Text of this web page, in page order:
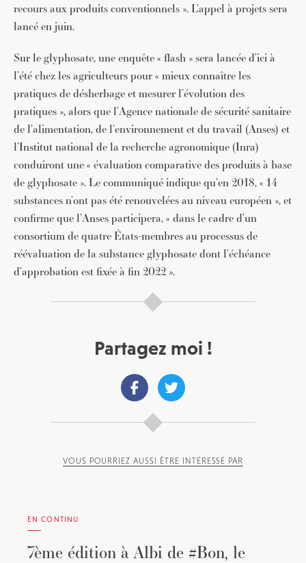
recours aux produits conventionnels ». L’appel à projets sera
lancé en juin.
Sur le glyphosate, une enquête « flash » sera lancée d’ici à
l’été chez les agriculteurs pour « mieux connaître les
pratiques de désherbage et mesurer l’évolution des
pratiques », alors que l’Agence nationale de sécurité sanitaire
de l’alimentation, de l’environnement et du travail (Anses) et
l’Institut national de la recherche agronomique (Inra)
conduiront une « évaluation comparative des produits à base
de glyphosate ». Le communiqué indique qu’en 2018, « 14
substances n’ont pas été renouvelées au niveau européen », et
confirme que l’Anses participera, « dans le cadre d’un
consortium de quatre États-membres au processus de
réévaluation de la substance glyphosate dont l’échéance
d’approbation est fixée à fin 2022 ».
Partagez moi !
VOUS POURRIEZ AUSSI ÊTRE INTÉRESSÉ PAR
EN CONTINU
7ème édition à Albi de #Bon, le